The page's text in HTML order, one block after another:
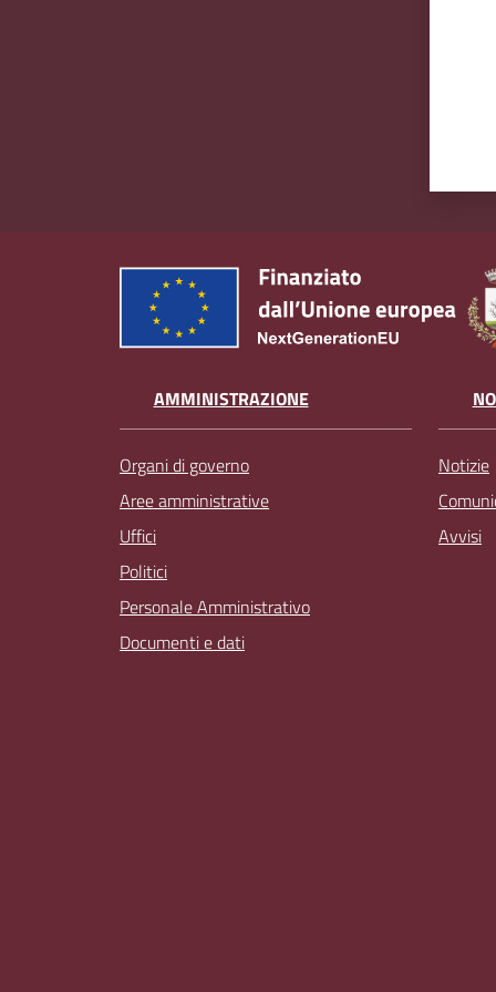
AMMINISTRAZIONE
Organi di governo
Aree amministrative
Uffici
Politici
Personale Amministrativo
Documenti e dati
Notizie
Avvisi